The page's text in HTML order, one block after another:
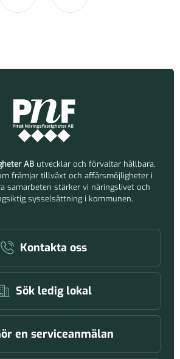
AButvecklar och förvaltar hållbara,
främjar tillväxt och affärsmöjligheter i
samarbeten stärker vi näringslivet och
sysselsättning i kommunen.
Kontakta oss
Sök ledig lokal
en serviceanmälan